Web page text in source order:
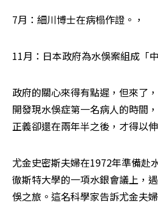
7月：細川博士在病榻作證。，
11月：日本政府為水俁案組成「
政府的關心來得有點遲，但來了
開發現水俁症第一名病人的時間
正義卻還在兩年半之後，才得以
尤金史密斯夫婦在1972年準備赴
徹斯特大學的一項水銀會議上，
俁之旅。這名科學家告訴尤金夫